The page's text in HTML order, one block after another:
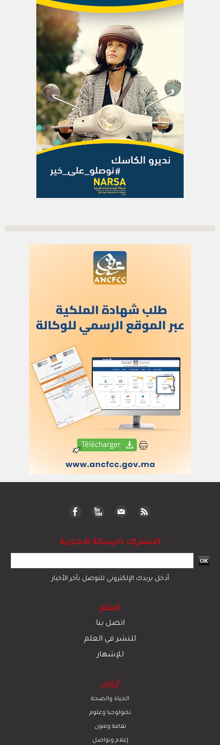
الاشتراك بالرسالة الاخبارية
أدخل بريدك الإلكتروني للتوصل بآخر الأخبار
العلم
اتصل بنا
للنشر في العلم
للإشهار
أركان
الحياة والصحة
تكنولوجيا وعلوم
ﺛﻘﺎﻓﺔ وﻓﻧون
إعلام وتواصل